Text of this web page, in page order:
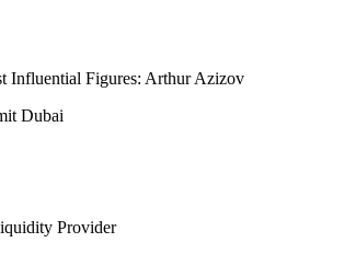
Influential Figures: Arthur Azizov
Dubai
Provider